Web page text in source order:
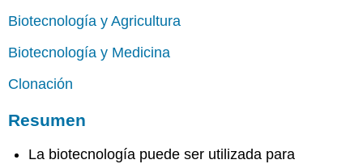
Biotecnología y Agricultura
Biotecnología y Medicina
Clonación
Resumen
La biotecnología puede ser utilizada para